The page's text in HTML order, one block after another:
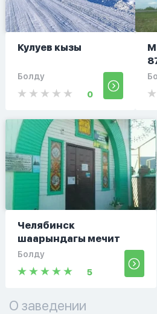
Кулуев кызы
Болду
0
Челябинск
шаарындагы мечит
Болду
5
О заведении